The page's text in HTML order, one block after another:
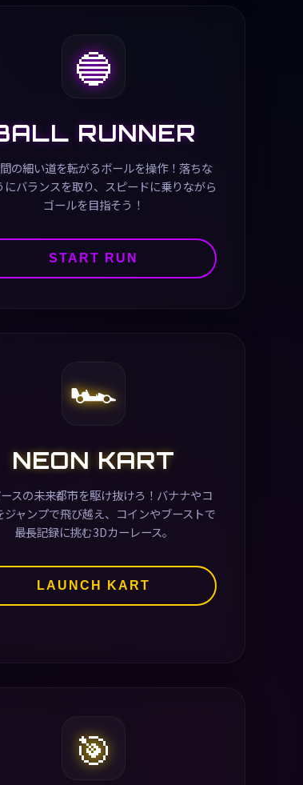
🔵
RUNNER
の細い道を転がるボールを操作！落ちな
にバランスを取り、スピードに乗りながら
ゴールを目指そう！
START RUN
🏎️
NEON KART
スの未来都市を駆け抜けろ！バナナやコ
ジャンプで飛び越え、コインやブーストで
最長記録に挑む3Dカーレース。
LAUNCH KART
🎯